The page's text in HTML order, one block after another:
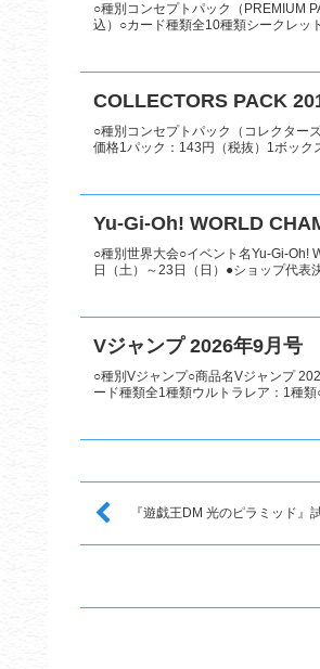
○種別コンセプトパック（PREMIUM
込）○カード種類全10種類シークレッ
COLLECTORS PACK
○種別コンセプトパック（コレクタ
価格1パック：143円（税抜）1ボッ
Yu-Gi-Oh! WORLD
○種別世界大会○イベント名Yu-Gi-Oh!
日（土）～23日（日）●ショップ代表
Vジャンプ 2026年9月号
○種別Vジャンプ○商品名Vジャンプ
ード種類全1種類ウルトラレア：1種
『遊戯王DM 光のピラミッド』